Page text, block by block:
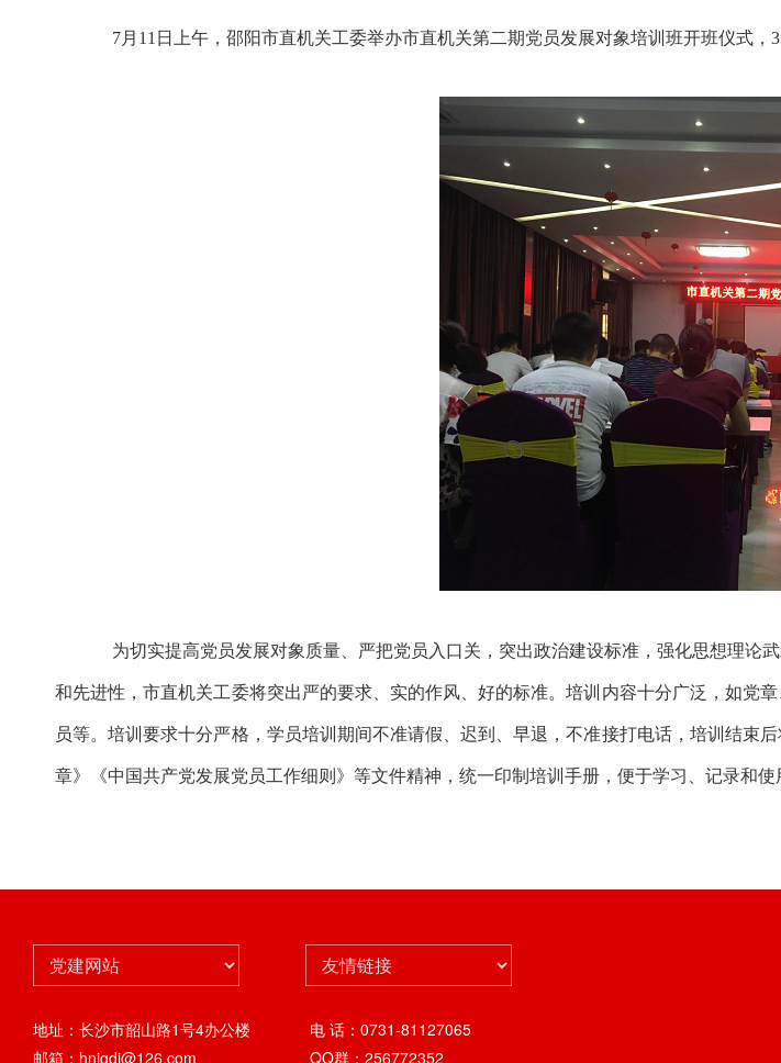
7月11日上午，邵阳市直机关工委举办市直机关第二期党员发展对象培训班开班仪式，
为切实提高党员发展对象质量、严把党员入口关，突出政治建设标准，强化思想理
和先进性，市直机关工委将突出严的要求、实的作风、好的标准。培训内容十分广泛，如党
员等。培训要求十分严格，学员培训期间不准请假、迟到、早退，不准接打电话，培训结
章》《中国共产党发展党员工作细则》等文件精神，统一印制培训手册，便于学习、记录和使
地址：长沙市韶山路1号4办公楼
电 话：0731-81127065
邮箱：hnjgdj@126.com
QQ群：256772352